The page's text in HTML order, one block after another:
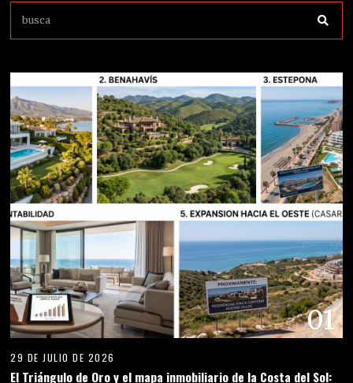
01
29 DE JULIO DE 2026
El Triángulo de Oro y el mapa inmobiliario de la Costa del Sol: